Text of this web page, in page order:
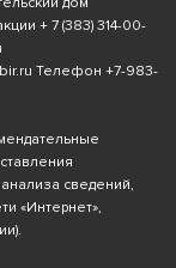
+ 7 (383) 314-00-
Телефон +7-983-
сведений,
«Интернет»,